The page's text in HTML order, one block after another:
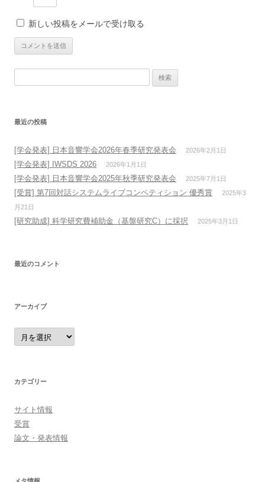
新しい投稿をメールで受け取る
索:
最近の投稿
[学会発表] 日本音響学会2026年春季研究発表会 2026年2月1日
[学会発表] IWSDS 2026 2026年1月1日
[学会発表] 日本音響学会2025年秋季研究発表会 2025年7月1日
[受賞] 第7回対話システムライブコンペティション 優秀賞
2025年3
月21日
[研究助成] 科学研究費補助金（基盤研究C）に採択 2025年3月1日
最近のコメント
アーカイブ
ア
ー
カ
カテゴリー
サイト情報
受賞
論文・発表情報
メタ情報